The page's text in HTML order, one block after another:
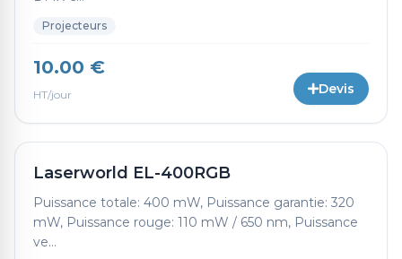
Projecteurs
10.00 €
HT/jour Devis
Laserworld EL-400RGB
Puissance totale: 400 mW, Puissance garantie: 320
mW, Puissance rouge: 110 mW / 650 nm, Puissance
ve...